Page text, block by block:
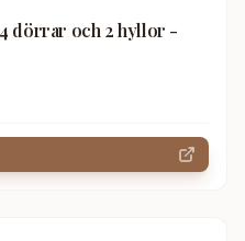
dörrar och 2 hyllor -